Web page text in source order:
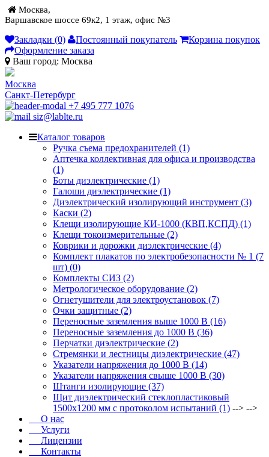
Москва,
Варшавское шоссе 69к2, 1 этаж, офис №3
Закладки (0) Постоянный покупатель
Корзина покупок
Оформление заказа
Ваш город: Москва
Москва
Санкт-Петербург
+7 495 777 1076
siz@lablte.ru
Каталог товаров
Ручка съема предохранителей (1)
Аптечка коллективная для офиса и производства
(1)
Боты диэлектрические (1)
Галоши диэлектрические (1)
Диэлектрический изолирующий инструмент (3)
Каски (2)
Клещи изолирующие КИ-1000 (КВП,КСПД) (1)
Клещи токоизмерительные (2)
Коврики и дорожки диэлектрические (4)
Комплект плакатов по электробезопасности № 1 (7
шт) (0)
Комплекты СИЗ (2)
Метрологическое оборудование (2)
Огнетушители для электроустановок (7)
Очки защитные (2)
Переносные заземления выше 1000 В (16)
Переносные заземления до 1000 В (36)
Перчатки диэлектрические (2)
Стремянки и лестницы диэлектрические (47)
Указатели напряжения до 1000 В (14)
Указатели напряжения свыше 1000 В (30)
Штанги изолирующие (37)
Щит диэлектрический стеклопластиковый
1500х1200 мм с протоколом испытаний (1) --> -->
О нас
Услуги
Лицензии
Контакты